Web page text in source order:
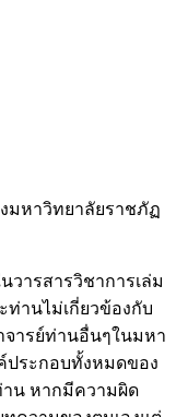
มหาวิทยาลัยราชภัฏ
ารสารวิชาการเล่ม
ท่านไม่เกี่ยวข้องกับ
ารย์ท่านอื่นๆในมหา
ประกอบทั้งหมดของ
าน หากมีความผิด